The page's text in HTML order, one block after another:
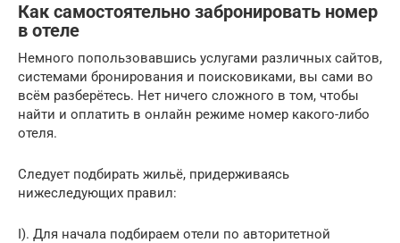
Как самостоятельно забронировать номер
в отеле
Немного попользовавшись услугами различных сайтов,
системами бронирования и поисковиками, вы сами во
всём разберётесь. Нет ничего сложного в том, чтобы
найти и оплатить в онлайн режиме номер какого-либо
отеля.
Следует подбирать жильё, придерживаясь
нижеследующих правил:
I). Для начала подбираем отели по авторитетной